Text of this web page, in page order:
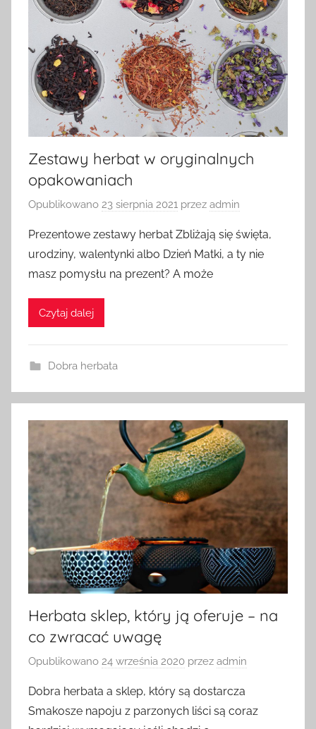
Zestawy herbat w oryginalnych
opakowaniach
Opublikowano 23 sierpnia 2021 przez admin
Prezentowe zestawy herbat Zbliżają się święta,
urodziny, walentynki albo Dzień Matki, a ty nie
masz pomysłu na prezent? A może
Czytaj dalej
Dobra herbata
Herbata sklep, który ją oferuje – na
co zwracać uwagę
Opublikowano 24 września 2020 przez admin
Dobra herbata a sklep, który są dostarcza
Smakosze napoju z parzonych liści są coraz